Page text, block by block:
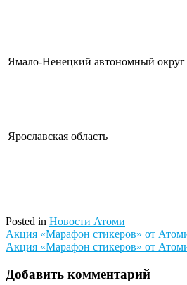
Ямало-Ненецкий автономный округ
Ярославская область
Posted in Новости Атоми
Навигация
по
записям
Акция «Марафон стикеров» от
Акция «Марафон стикеров» от
Добавить комментарий